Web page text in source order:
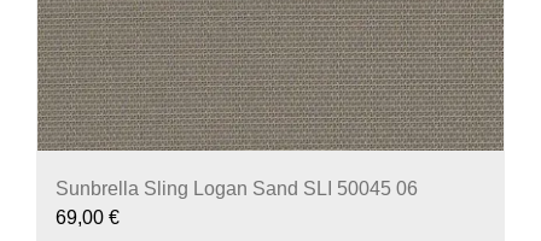
Sunbrella Sling Logan Sand SLI 50045 06
69,00 €